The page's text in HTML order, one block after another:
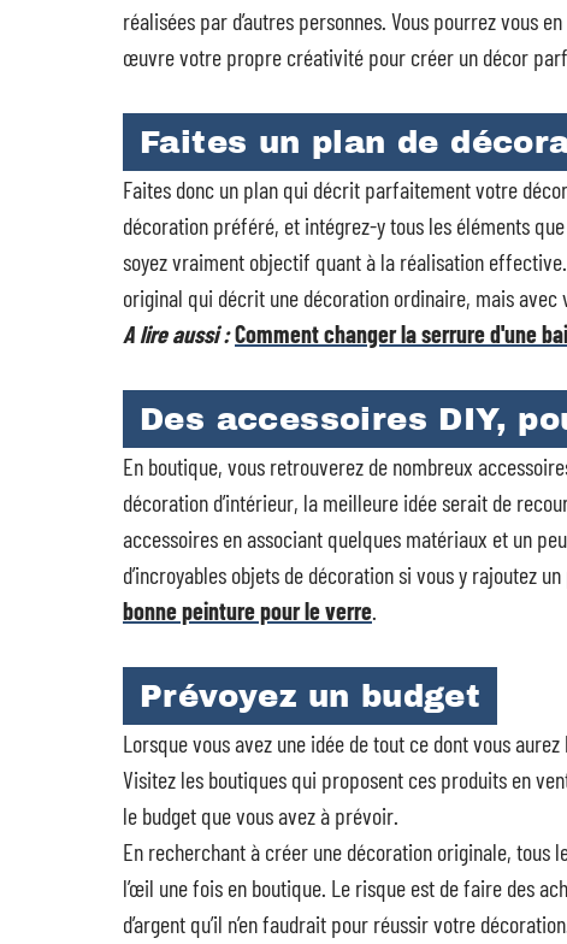
réalisées par d’autres personnes. Vous pourrez vous
œuvre votre propre créativité pour créer un décor
Faites un plan de
Faites donc un plan qui décrit parfaitement votre
décoration préféré, et intégrez-y tous les éléments
soyez vraiment objectif quant à la réalisation
original qui décrit une décoration ordinaire, mais avec
A lire aussi :Comment changer la serrure d'une
Des accessoires DIY,
En boutique, vous retrouverez de nombreux
décoration d’intérieur, la meilleure idée serait de
accessoires en associant quelques matériaux et un
d’incroyables objets de décoration si vous y rajoutez
bonne peinture pour le verre.
Prévoyez un budget
Lorsque vous avez une idée de tout ce dont vous
Visitez les boutiques qui proposent ces produits en
le budget que vous avez à prévoir.
En recherchant à créer une décoration originale, tous
l’œil une fois en boutique. Le risque est de faire des
d’argent qu’il n’en faudrait pour réussir votre